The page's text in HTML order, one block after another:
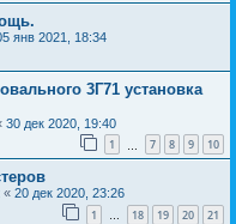
янв 2021, 18:34
3Г71 установка
30 дек 2020, 19:40
1 7 8 9 10
« 20 дек 2020, 23:26
1 … 18 19 20 21